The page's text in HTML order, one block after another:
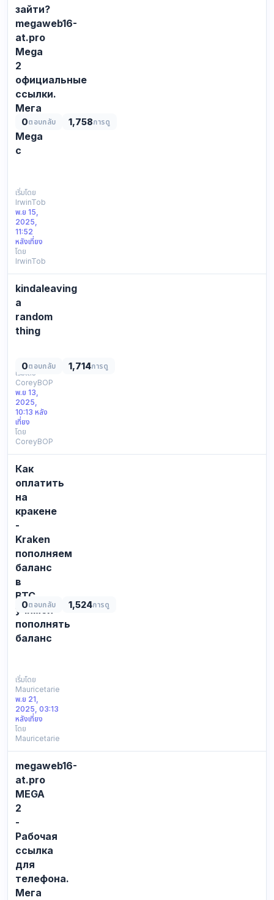
зеркалo
зайти?
megaweb16-
at.pro
Mega
2
официальные
ссылки.
Мега
ссылка,
Mega
с
ДОСТУПНЫХ
ССЫЛОК
ДЛЯ
ВХОДА
НА
MEGA:
Зеркала
—
это
альтернативные
домены,
которые
копируют
เริ่มโดย
IrwinTob
พ.ย 15,
2025,
11:52
หลังเที่ยง
โดย
IrwinTob
0ตอบกลับ 1,758การดู
kindaleaving
a
random
thing
online
again
posting
a
note
about
it
basic
outline,
fyi
only.
pointer:
เริ่มโดย
CoreyBOP
พ.ย 13,
2025,
10:13 หลัง
เที่ยง
โดย
CoreyBOP
0ตอบกลับ 1,714การดู
Как
оплатить
на
кракене
-
Kraken
пополняем
баланс
в
BTC,
учимся
пополнять
баланс
ДОСТУПНЫХ
ССЫЛОК
ДЛЯ
ВХОДА
НА
KRAKЕN:
Официальная
ссылка:
https://kra39ac.cc
Резервное
зеркалo
КР…
เริ่มโดย
Mauricetarie
พ.ย 21,
2025, 03:13
หลังเที่ยง
โดย
Mauricetarie
0ตอบกลับ 1,524การดู
megaweb16-
at.pro
MEGA
2
-
Рабочая
ссылка
для
телефона.
Мега